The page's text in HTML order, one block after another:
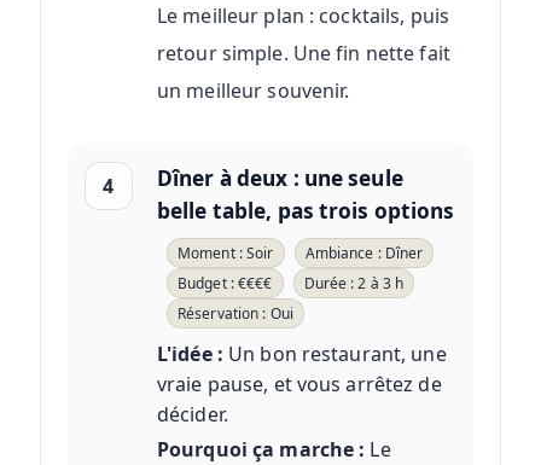
Le meilleur plan : cocktails, puis
retour simple. Une fin nette fait
un meilleur souvenir.
4
Dîner à deux : une seule
belle table, pas trois options
Moment : Soir
Ambiance : Dîner
Budget : €€€€
Durée : 2 à 3 h
Réservation : Oui
L'idée : Un bon restaurant, une
vraie pause, et vous arrêtez de
décider.
Pourquoi ça marche : Le